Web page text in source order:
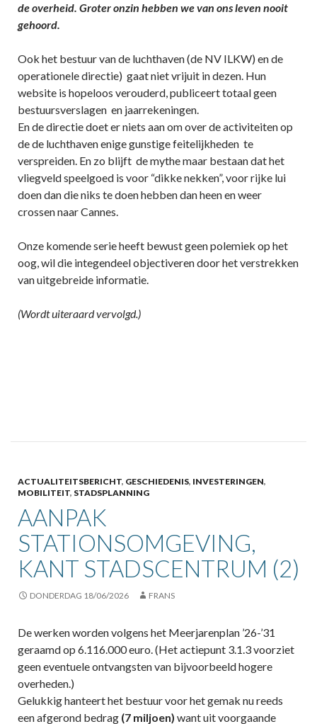
de overheid. Groter onzin hebben we van ons leven nooit
gehoord.
Ook het bestuur van de luchthaven (de NV ILKW) en de
operationele directie) gaat niet vrijuit in dezen. Hun
website is hopeloos verouderd, publiceert totaal geen
bestuursverslagen en jaarrekeningen.
En de directie doet er niets aan om over de activiteiten op
de de luchthaven enige gunstige feitelijkheden te
verspreiden. En zo blijft de mythe maar bestaan dat het
vliegveld speelgoed is voor “dikke nekken”, voor rijke lui
doen dan die niks te doen hebben dan heen en weer
crossen naar Cannes.
Onze komende serie heeft bewust geen polemiek op het
oog, wil die integendeel objectiveren door het verstrekken
van uitgebreide informatie.
(Wordt uiteraard vervolgd.)
ACTUALITEITSBERICHT, GESCHIEDENIS, INVESTERINGEN,
MOBILITEIT, STADSPLANNING
AANPAK
STATIONSOMGEVING,
KANT STADSCENTRUM (2)
DONDERDAG 18/06/2026 FRANS
De werken worden volgens het Meerjarenplan ’26-’31
geraamd op 6.116.000 euro. (Het actiepunt 3.1.3 voorziet
geen eventuele ontvangsten van bijvoorbeeld hogere
overheden.)
Gelukkig hanteert het bestuur voor het gemak nu reeds
een afgerond bedrag (7 miljoen) want uit voorgaande